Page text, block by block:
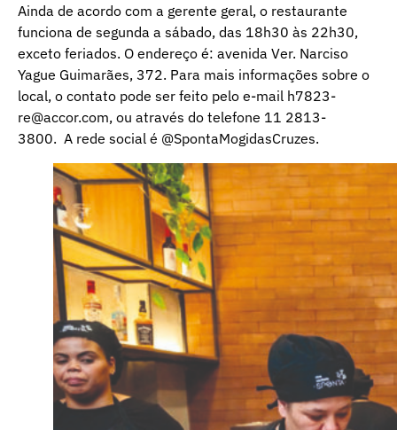
Ainda de acordo com a gerente geral, o restaurante
funciona de segunda a sábado, das 18h30 às 22h30,
exceto feriados. O endereço é: avenida Ver. Narciso
Yague Guimarães, 372. Para mais informações sobre o
local, o contato pode ser feito pelo e-mail h7823-
re@accor.com, ou através do telefone 11 2813-
3800. A rede social é @SpontaMogidasCruzes.